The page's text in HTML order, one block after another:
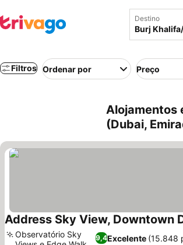
Destino
Filtros Ordenar por Preço
Alojamentos
(Dubai,
Address Sky View, Downtown
9,4Excelente (15.848
Observatório Sky